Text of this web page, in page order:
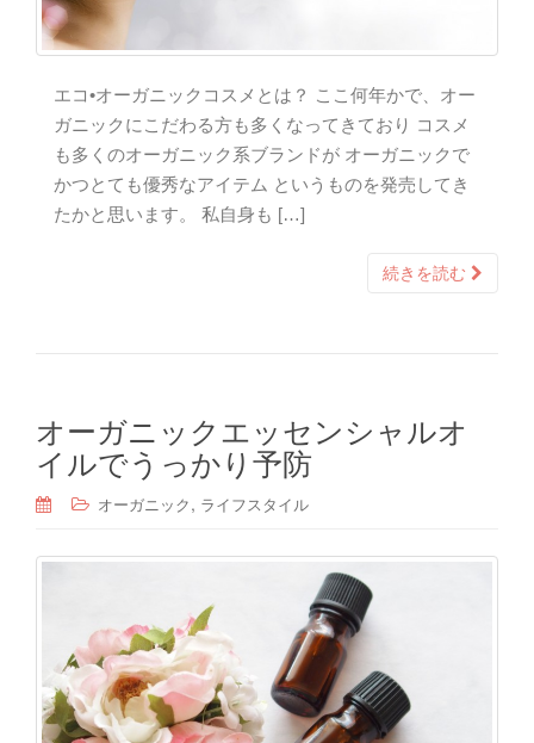
エコ•オーガニックコスメとは？ ここ何年かで、オー
ガニックにこだわる方も多くなってきており コスメ
も多くのオーガニック系ブランドが オーガニックで
かつとても優秀なアイテム というものを発売してき
たかと思います。 私自身も […]
続きを読む
オーガニックエッセンシャルオ
イルでうっかり予防
オーガニック, ライフスタイル